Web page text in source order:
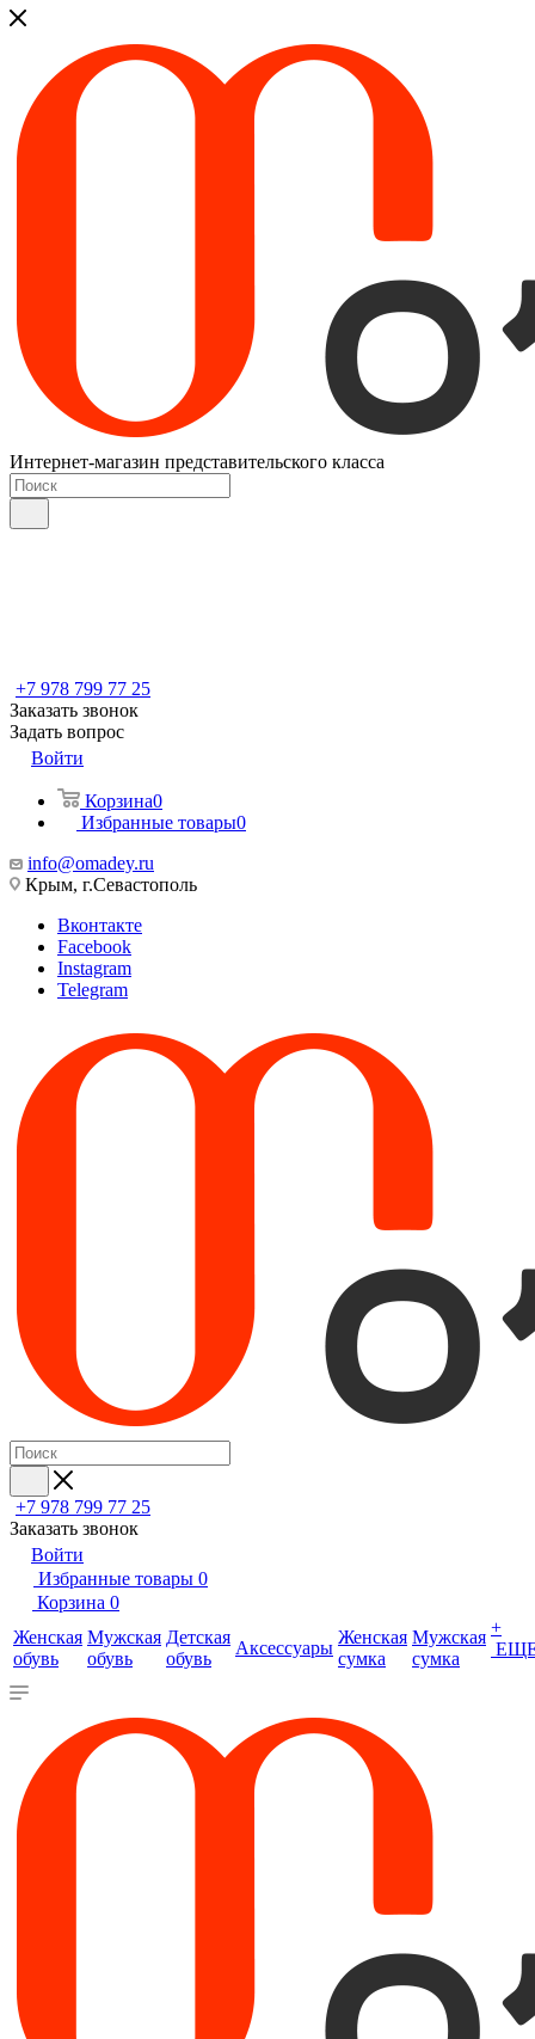
Интернет-магазин представительского класса
+7 978 799 77 25
Заказать звонок
Задать вопрос
Войти
Корзина0
Избранные товары0
info@omadey.ru
Крым, г.Севастополь
Вконтакте
Facebook
Instagram
Telegram
+7 978 799 77 25
Заказать звонок
Войти
Избранные товары 0
Корзина 0
Женская
обувь
Мужская
обувь
Детская
обувь
Аксессуары
Женская
сумка
Мужская
сумка
+